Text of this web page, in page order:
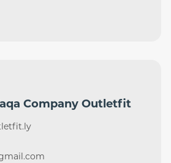
Company Outletfit